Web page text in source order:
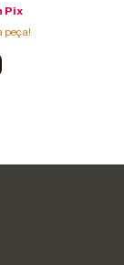
Pix
peça!